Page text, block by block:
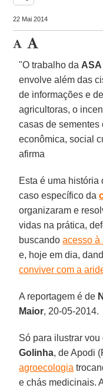
22 Mai 2014
"O trabalho da ASA
envolve além das
de informações e
agricultoras, o
casas de sementes
econômica, social
afirma
Esta é uma história
caso específico da
organizaram e
vidas na prática,
buscandoacesso à
e, hoje em dia,
conviver com a
A reportagem é de
Maior, 20-05-2014.
Só para ilustrar
Golinha, de Apodi
agroecologia
e chás medicinais.